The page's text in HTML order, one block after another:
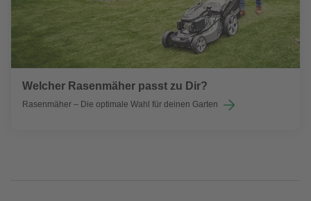
Welcher Rasenmäher passt zu Dir?
Rasenmäher – Die optimale Wahl für deinen Garten